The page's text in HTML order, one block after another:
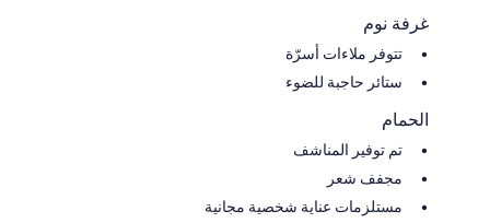
غرفة نوم
تتوفر ملاءات أسرّة
ستائر حاجبة للضوء
الحمام
تم توفير المناشف
مجفف شعر
مستلزمات عناية شخصية مجانية